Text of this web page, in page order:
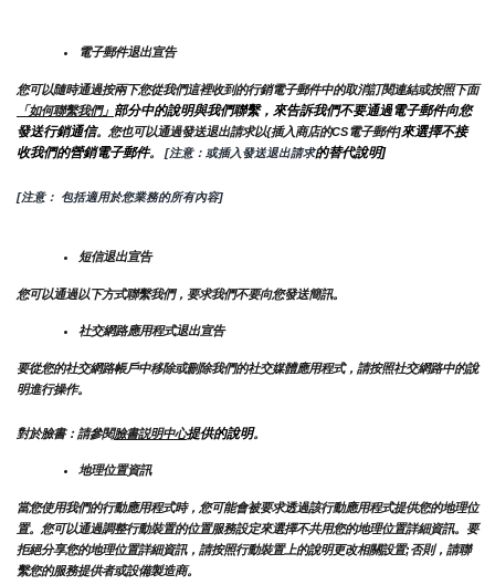
電子郵件退出宣告
您可以隨時通過按兩下您從我們這裡收到的行銷電子郵件中的取消訂閱連結或按照下面
「如何聯繫我們」 部分中的說明與我們聯繫，來告訴我們不要通過電子郵件向您
發送行銷通信。您也可以通過發送退出請求以{插入商店的CS電子郵件]來選擇不接
收我們的營銷電子郵件。 [注意：或插入發送退出請求的替代說明]
[注意： 包括適用於您業務的所有內容]
短信退出宣告
您可以通過以下方式聯繫我們，要求我們不要向您發送簡訊。
社交網路應用程式退出宣告
要從您的社交網路帳戶中移除或刪除我們的社交媒體應用程式，請按照社交網路中的說
明進行操作。
對於臉書：請參閱臉書説明中心提供的說明。
地理位置資訊
當您使用我們的行動應用程式時，您可能會被要求透過該行動應用程式提供您的地理位
置。您可以通過調整行動裝置的位置服務設定來選擇不共用您的地理位置詳細資訊。要
拒絕分享您的地理位置詳細資訊，請按照行動裝置上的說明更改相關設置;否則，請聯
繫您的服務提供者或設備製造商。